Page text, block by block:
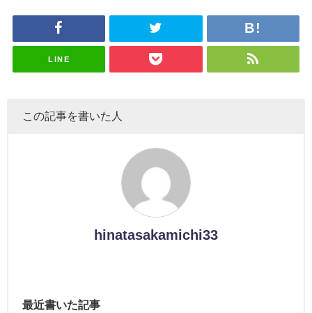
がこちら
ざわつかせ
「ラヴィッ
スタジオ出
ざわつかせ
さんに恐怖
ナンタラ】
LINE
この記事を書いた人
hinatasakamichi33
最近書いた記事